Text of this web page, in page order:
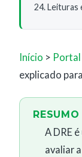
Leituras
Início > Portal
explicado
A DRE
avaliar